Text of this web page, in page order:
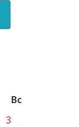
Вс
3